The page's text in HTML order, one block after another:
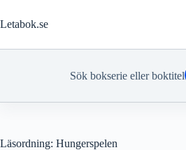
till
innehåll
Letabok.se
Sök bokserie eller boktitel
Läsordning: Hungerspelen